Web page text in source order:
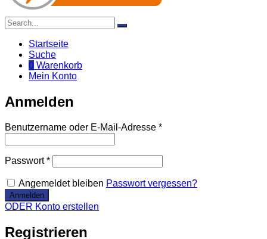
Startseite
Suche
0 Warenkorb
Mein Konto
Anmelden
Benutzername oder E-Mail-Adresse *
Passwort*
Angemeldet bleiben Passwort vergessen?
ODER Konto erstellen
Registrieren